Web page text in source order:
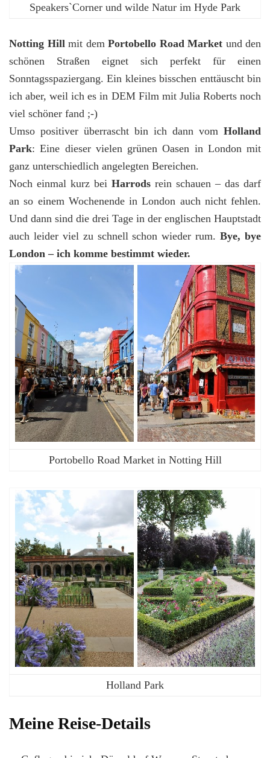
Speakers`Corner und wilde Natur im Hyde Park
Notting Hill mit dem Portobello Road Market und den
schönen Straßen eignet sich perfekt für einen
Sonntagsspaziergang. Ein kleines bisschen enttäuscht bin
ich aber, weil ich es in DEM Film mit Julia Roberts noch
viel schöner fand ;-)
Umso positiver überrascht bin ich dann vom Holland
Park: Eine dieser vielen grünen Oasen in London mit
ganz unterschiedlich angelegten Bereichen.
Noch einmal kurz bei Harrods rein schauen – das darf
an so einem Wochenende in London auch nicht fehlen.
Und dann sind die drei Tage in der englischen Hauptstadt
auch leider viel zu schnell schon wieder rum.Bye, bye
London – ich komme bestimmt wieder.
Portobello Road Market in Notting Hill
Holland Park
Meine Reise-Details